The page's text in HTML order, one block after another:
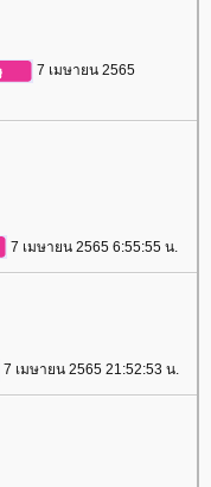
7 เมษายน 2565
7 เมษายน 2565 6:55:55 น.
7 เมษายน 2565 21:52:53 น.